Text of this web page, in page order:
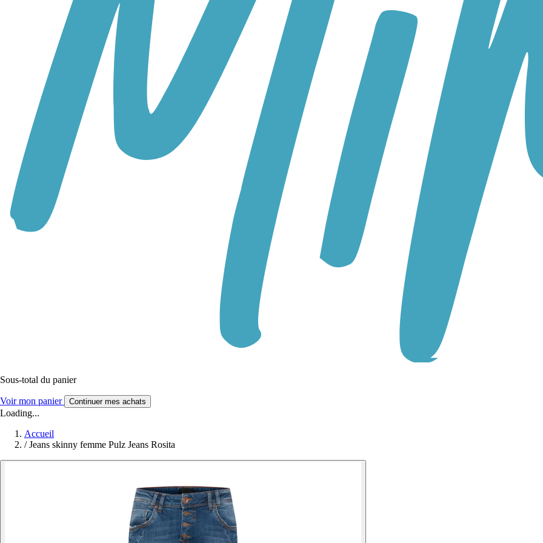
Sous-total du panier
Voir mon panier Continuer mes achats
Loading...
Accueil
/ Jeans skinny femme Pulz Jeans Rosita